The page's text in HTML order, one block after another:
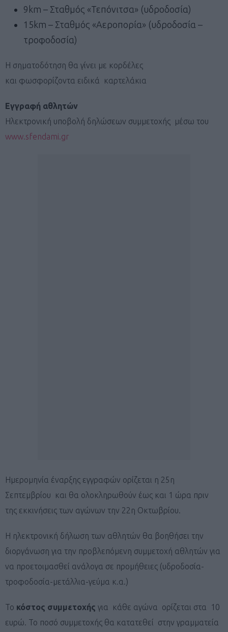
9km – Σταθμός «Τεπόνιτσα» (υδροδοσία)
15km – Σταθμός «Αεροπορία» (υδροδοσία –
τροφοδοσία)
Η σηματοδότηση θα γίνει με κορδέλες
και φωσφορίζοντα ειδικά καρτελάκια
Εγγραφή αθλητών
Ηλεκτρονική υποβολή δηλώσεων συμμετοχής μέσω του
www.sfendami.gr
Ημερομηνία έναρξης εγγραφών ορίζεται η 25η
Σεπτεμβρίου και θα ολοκληρωθούν έως και 1 ώρα πριν
της εκκινήσεις των αγώνων την 22η Οκτωβρίου.
Η ηλεκτρονική δήλωση των αθλητών θα βοηθήσει την
διοργάνωση για την προβλεπόμενη συμμετοχή αθλητών για
να προετοιμασθεί ανάλογα σε προμήθειες (υδροδοσία-
τροφοδοσία-μετάλλια-γεύμα κ.α.)
Το κόστος συμμετοχής για κάθε αγώνα ορίζεται στα 10
ευρώ. Το ποσό συμμετοχής θα κατατεθεί στην γραμματεία